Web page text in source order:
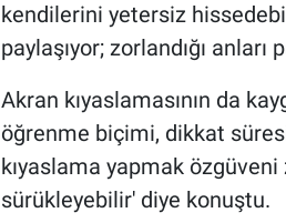
kendilerini yetersiz
paylaşıyor; zorlandığı anları
Akran kıyaslamasının da
öğrenme biçimi, dikkat süresi
kıyaslama yapmak
sürükleyebilir' diye konuştu.